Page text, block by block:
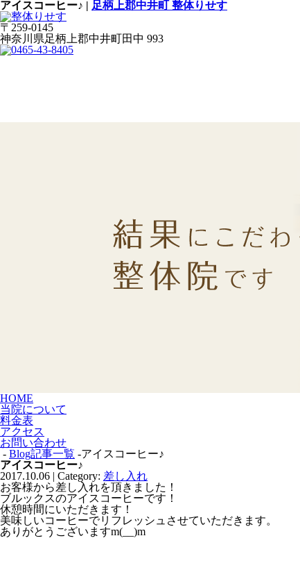
アイスコーヒー♪ | 足柄上郡中井町 整体りせす
〒259-0145
神奈川県足柄上郡中井町田中 993
HOME
当院について
料金表
アクセス
お問い合わせ
- Blog記事一覧 -アイスコーヒー♪
アイスコーヒー♪
2017.10.06 | Category: 差し入れ
お客様から差し入れを頂きました！
ブルックスのアイスコーヒーです！
休憩時間にいただきます！
美味しいコーヒーでリフレッシュさせていただきます。
ありがとうございますm(__)m